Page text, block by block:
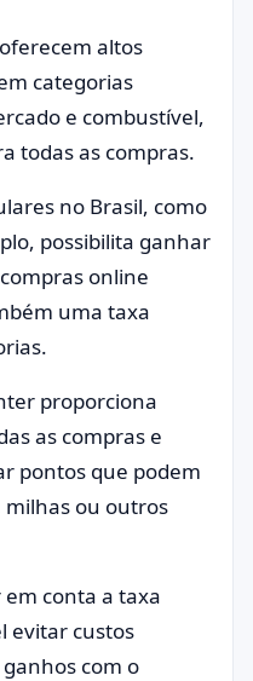
altos
categorias
e combustível,
todas as compras.
no Brasil, como
possibilita ganhar
online
uma taxa
proporciona
as compras e
pontos que podem
ou outros
conta a taxa
evitar custos
com o